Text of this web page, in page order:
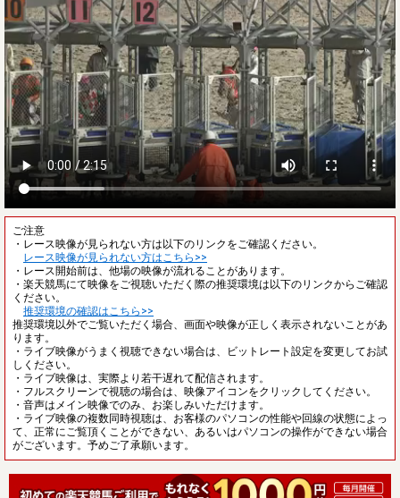
ご注意
・レース映像が見られない方は以下のリンクをご確認ください。
レース映像が見られない方はこちら>>
・レース開始前は、他場の映像が流れることがあります。
・楽天競馬にて映像をご視聴いただく際の推奨環境は以下のリンクからご確認
ください。
推奨環境の確認はこちら>>
推奨環境以外でご覧いただく場合、画面や映像が正しく表示されないことがあ
ります。
・ライブ映像がうまく視聴できない場合は、ビットレート設定を変更してお試
しください。
・ライブ映像は、実際より若干遅れて配信されます。
・フルスクリーンで視聴の場合は、映像アイコンをクリックしてください。
・音声はメイン映像でのみ、お楽しみいただけます。
・ライブ映像の複数同時視聴は、お客様のパソコンの性能や回線の状態によっ
て、正常にご覧頂くことができない、あるいはパソコンの操作ができない場合
がございます。予めご了承願います。